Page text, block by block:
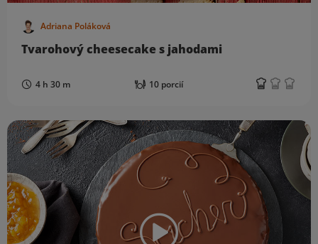
Adriana Poláková
Tvarohový cheesecake s jahodami
4 h 30 m 10 porcií